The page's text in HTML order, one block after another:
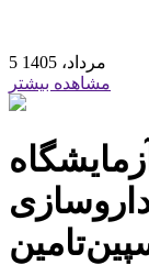
5 مرداد، 1405
مشاهده بیشتر